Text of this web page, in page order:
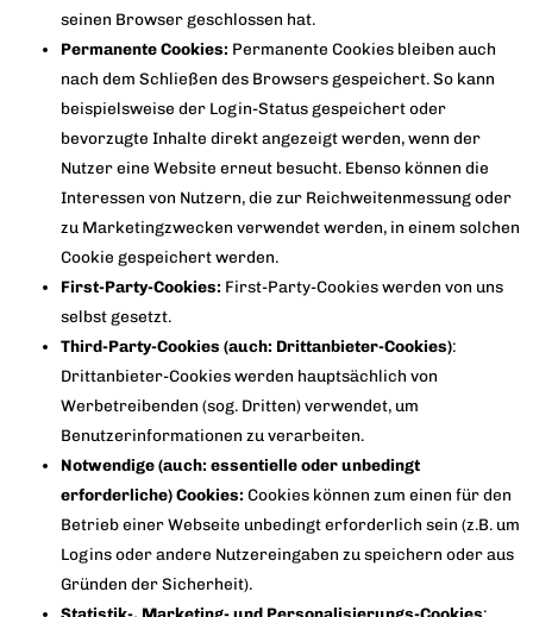
seinen Browser geschlossen hat.
Permanente Cookies: Permanente Cookies bleiben auch
nach dem Schließen des Browsers gespeichert. So kann
beispielsweise der Login-Status gespeichert oder
bevorzugte Inhalte direkt angezeigt werden, wenn der
Nutzer eine Website erneut besucht. Ebenso können die
Interessen von Nutzern, die zur Reichweitenmessung oder
zu Marketingzwecken verwendet werden, in einem solchen
Cookie gespeichert werden.
First-Party-Cookies: First-Party-Cookies werden von uns
selbst gesetzt.
Third-Party-Cookies (auch: Drittanbieter-Cookies):
Drittanbieter-Cookies werden hauptsächlich von
Werbetreibenden (sog. Dritten) verwendet, um
Benutzerinformationen zu verarbeiten.
Notwendige (auch: essentielle oder unbedingt
erforderliche) Cookies: Cookies können zum einen für den
Betrieb einer Webseite unbedingt erforderlich sein (z.B. um
Logins oder andere Nutzereingaben zu speichern oder aus
Gründen der Sicherheit).
Statistik-, Marketing- und Personalisierungs-Cookies: